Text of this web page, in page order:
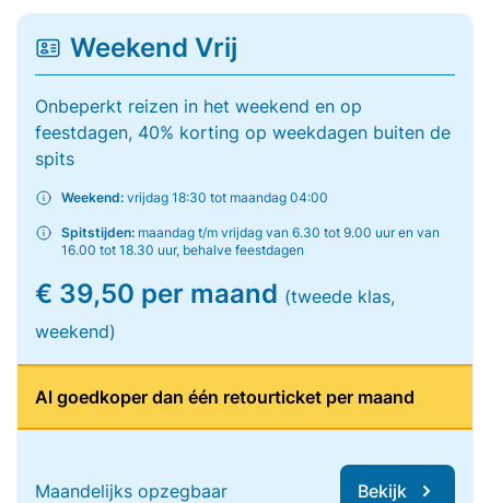
Weekend Vrij
Onbeperkt reizen in het weekend en op
feestdagen, 40% korting op weekdagen buiten de
spits
Weekend: vrijdag 18:30 tot maandag 04:00
Spitstijden: maandag t/m vrijdag van 6.30 tot 9.00 uur en van
16.00 tot 18.30 uur, behalve feestdagen
€ 39,50 per maand (tweede klas,
weekend)
Al goedkoper dan één retourticket per maand
Maandelijks opzegbaar Bekijk